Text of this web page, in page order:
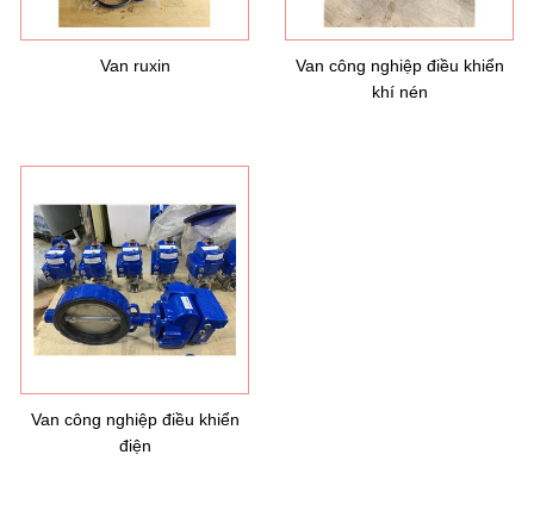
Van ruxin
Van công nghiệp điều khiển
khí nén
Van công nghiệp điều khiển
điện
Hướng dẫn lựa chọn máy lọc nước Gia ...
21/10/2021
Hướng dẫn lựa chọn máy lọc nước Gia ...
Ô nhiễm nguồn nước và vấn đề sức khỏe